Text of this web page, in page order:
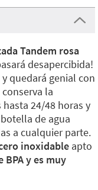
Tandem rosa
desapercibida!
quedará genial con
la
24/48 horas y
de agua
a cualquier parte.
inoxidable apto
BPA y es muy